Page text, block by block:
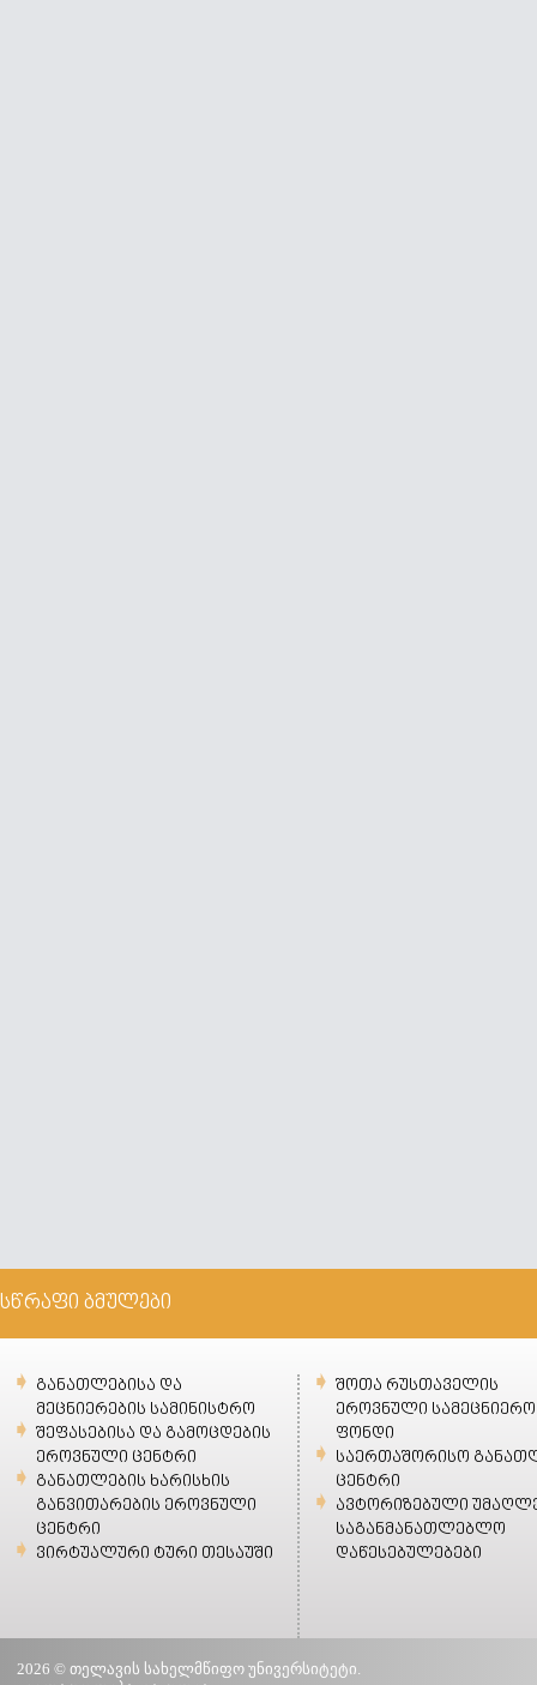
სწრაფი ბმულები
განათლებისა და
მეცნიერების სამინისტრო
შეფასებისა და გამოცდების
ეროვნული ცენტრი
განათლების ხარისხის
განვითარების ეროვნული
ცენტრი
ვირტუალური ტური თესაუში
შოთა რუსთაველის
ეროვნული სამეცნიერო
ფონდი
საერთაშორისო
ცენტრი
ავტორიზებული
საგანმანათლებლო
დაწესებულებები
2026 © თელავის სახელმწიფო უნივერსიტეტი.